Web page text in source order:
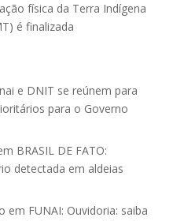
física da Terra Indígena
é finalizada
e DNIT se reúnem para
para o Governo
BRASIL DE FATO:
detectada em aldeias
em FUNAI: Ouvidoria: saiba